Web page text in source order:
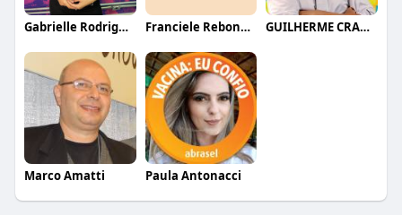
Gabrielle Rodrigues Franciele Rebonatto GUILHERME CRAMER BALLE
Marco Amatti Paula Antonacci